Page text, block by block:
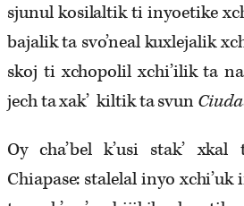
sjunul kosilaltik ti inyoetike
bajalik ta svo’neal kuxlejalik
skoj ti xchopolil xchi’ilik ta
jech ta xak’ kiltik ta svun
Oy cha’bel k’usi stak’
Chiapase: stalelal inyo xchi’uk